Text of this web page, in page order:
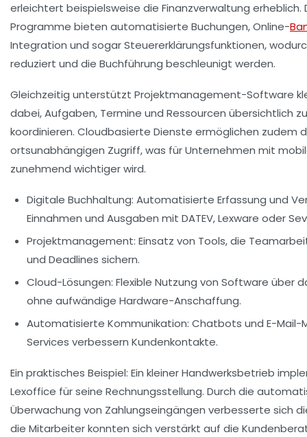
erleichtert beispielsweise die Finanzverwaltung erheblich.
Programme bieten automatisierte Buchungen, Online-
Integration und sogar Steuererklärungsfunktionen,
reduziert und die Buchführung beschleunigt werden.
Gleichzeitig unterstützt Projektmanagement-Software
dabei, Aufgaben, Termine und Ressourcen übersichtlich
koordinieren. Cloudbasierte Dienste ermöglichen zudem
ortsunabhängigen Zugriff, was für Unternehmen mit
zunehmend wichtiger wird.
Digitale Buchhaltung: Automatisierte Erfassung und
Einnahmen und Ausgaben mit DATEV, Lexware oder
Projektmanagement: Einsatz von Tools, die
und Deadlines sichern.
Cloud-Lösungen: Flexible Nutzung von Software über
ohne aufwändige Hardware-Anschaffung.
Automatisierte Kommunikation: Chatbots und E-Mail-
Services verbessern Kundenkontakte.
Ein praktisches Beispiel: Ein kleiner Handwerksbetrieb
Lexoffice für seine Rechnungsstellung. Durch die
Überwachung von Zahlungseingängen verbesserte sich
die Mitarbeiter konnten sich verstärkt auf die